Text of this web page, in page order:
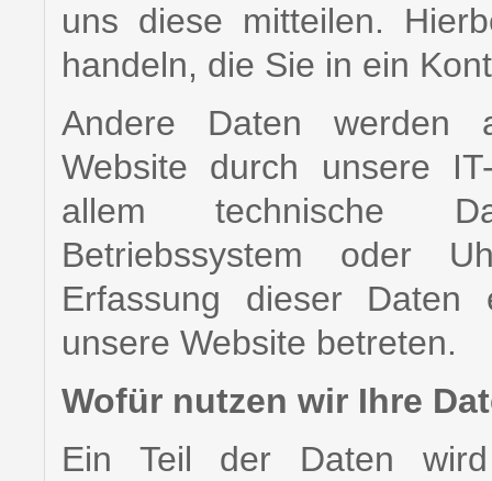
uns diese mitteilen.
handeln, die Sie in ein
Andere Daten werden
Website durch unsere
allem technische
Betriebssystem oder
Erfassung dieser Daten
unsere Website betreten.
Wofür nutzen wir Ihre
Ein Teil der Daten